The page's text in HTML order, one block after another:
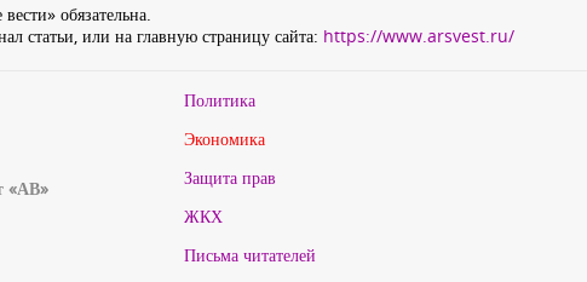
обязательна.
статьи, или на главную страницу сайта: https://www.arsvest.ru/
«АВ»
Политика
Экономика
Защита прав
ЖКХ
Письма читателей